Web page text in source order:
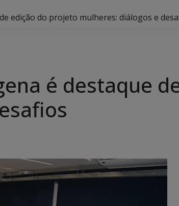
edição do projeto mulheres: diálogos e
é destaque